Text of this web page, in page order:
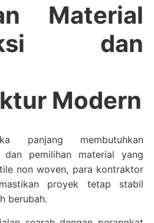
Material
dan
Modern
panjang membutuhkan
dan pemilihan material yang
non woven, para kontraktor
proyek tetap stabil
berubah.